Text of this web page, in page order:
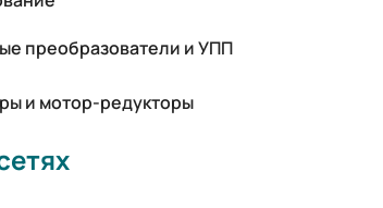
преобразователи и УПП
и мотор-редукторы